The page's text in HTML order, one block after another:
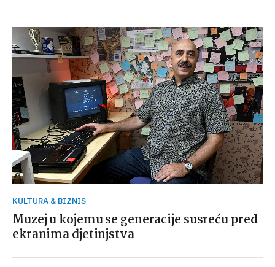
KULTURA & BIZNIS
Muzej u kojemu se generacije susreću pred
ekranima djetinjstva